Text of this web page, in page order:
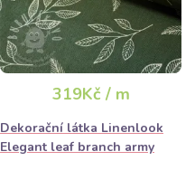
319Kč / m
Dekorační látka Linenlook
Elegant leaf branch army